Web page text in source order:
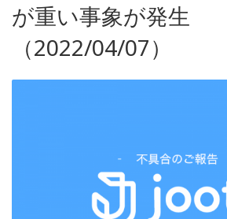
が重い事象が発生
（2022/04/07）